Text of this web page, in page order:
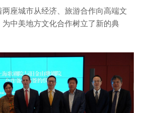
座城市从经济、旅游合作向高端文
中美地方文化合作树立了新的典